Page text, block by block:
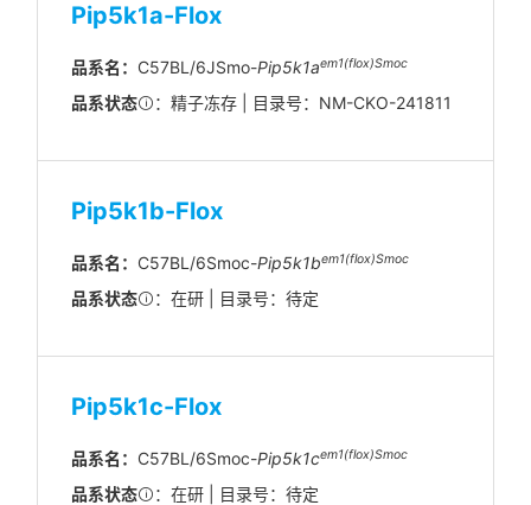
Pip5k1a-Flox
品系名： C57BL/6JSmo-Pip5k1aem1(flox)Smoc
品系状态 ：精子冻存 | 目录号：NM-CKO-241811
Pip5k1b-Flox
品系名： C57BL/6Smoc-Pip5k1bem1(flox)Smoc
品系状态 ：在研 | 目录号：待定
Pip5k1c-Flox
品系名： C57BL/6Smoc-Pip5k1cem1(flox)Smoc
品系状态 ：在研 | 目录号：待定